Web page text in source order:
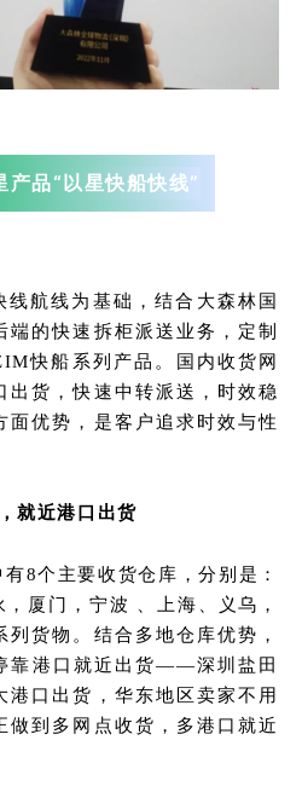
产品“以星快船快线”
航线为基础，结合大森林国
的快速拆柜派送业务，定制
快船系列产品。国内收货网
出货，快速中转派送，时效稳
面优势，是客户追求时效与性
就近港口出货
8个主要收货仓库，分别是：
，厦门，宁波 、上海、义乌 ，
货物。结合多地仓库优势，
靠港口就近出货——深圳盐田
港口出货，华东地区卖家不用
做到多网点收货，多港口就近